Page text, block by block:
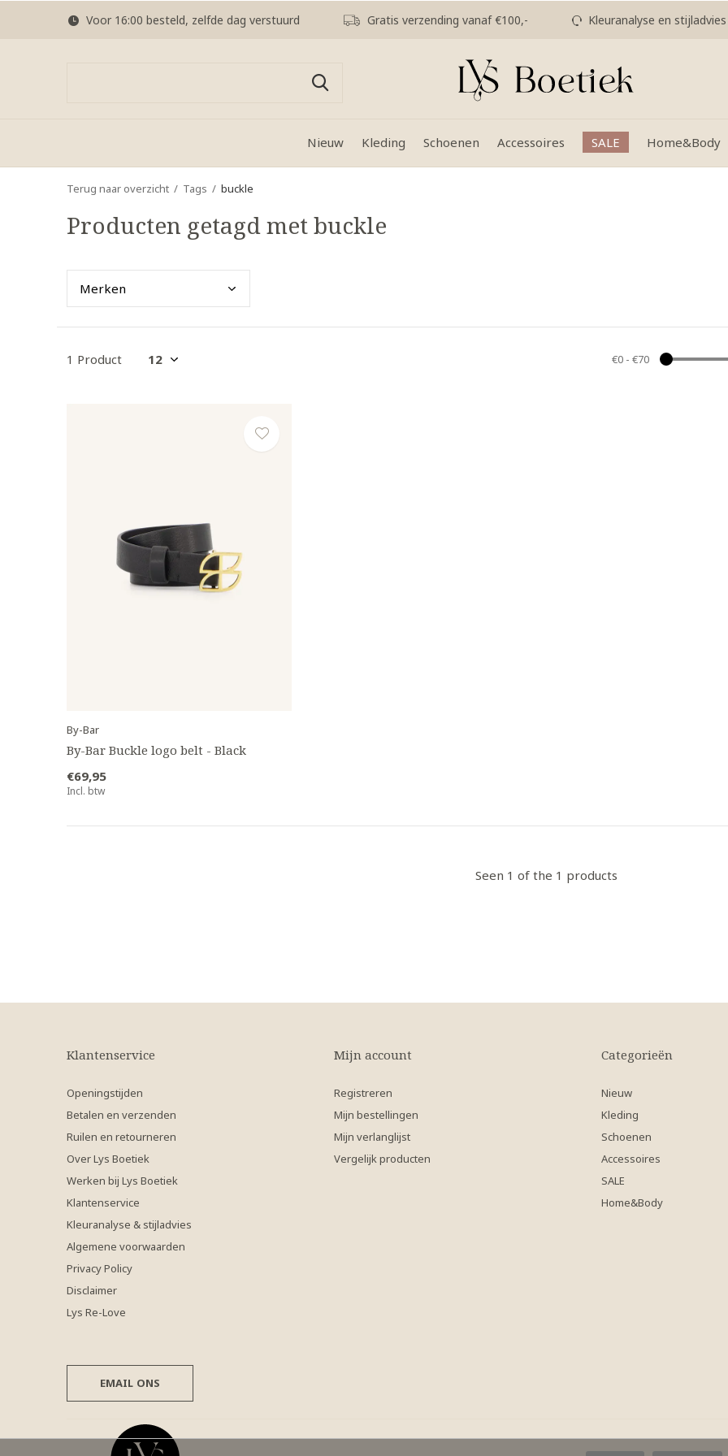
Nieuw Kleding Schoenen Accessoires SALE Home&Body
Voor 16:00 besteld, zelfde dag verstuurd Gratis verzending vanaf €100,- Kleuranalyse en stijladvies
Terug naar overzicht Tags buckle
Producten getagd met buckle
Merken
1 Product €0- €70
By-Bar
By-Bar Buckle logo belt - Black
€69,95
Incl. btw
Seen 1 of the 1 products
Klantenservice
Openingstijden
Betalen en verzenden
Ruilen en retourneren
Over Lys Boetiek
Werken bij Lys Boetiek
Klantenservice
Kleuranalyse & stijladvies
Algemene voorwaarden
Privacy Policy
Disclaimer
Lys Re-Love
Mijn account
Registreren
Mijn bestellingen
Mijn verlanglijst
Vergelijk producten
Categorieën
Nieuw
Kleding
Schoenen
Accessoires
SALE
Home&Body
EMAIL ONS